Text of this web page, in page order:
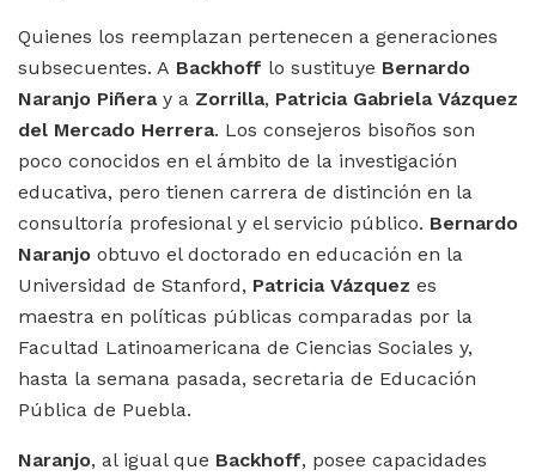
Quienes los reemplazan pertenecen a generaciones
subsecuentes. A Backhoff lo sustituye Bernardo
Naranjo Piñeray a Zorrilla, Patricia Gabriela Vázquez
del Mercado Herrera. Los consejeros bisoños son
poco conocidos en el ámbito de la investigación
educativa, pero tienen carrera de distinción en la
consultoría profesional y el servicio público. Bernardo
Naranjo obtuvo el doctorado en educación en la
Universidad de Stanford, Patricia Vázquez es
maestra en políticas públicas comparadas por la
Facultad Latinoamericana de Ciencias Sociales y,
hasta la semana pasada, secretaria de Educación
Pública de Puebla.
Naranjo, al igual que Backhoff, posee capacidades